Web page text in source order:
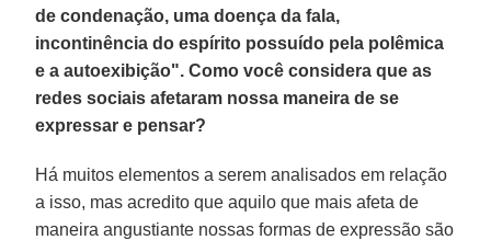
de condenação, uma doença da fala,
incontinência do espírito possuído pela polêmica
e a autoexibição". Como você considera que as
redes sociais afetaram nossa maneira de se
expressar e pensar?
Há muitos elementos a serem analisados em relação
a isso, mas acredito que aquilo que mais afeta de
maneira angustiante nossas formas de expressão são